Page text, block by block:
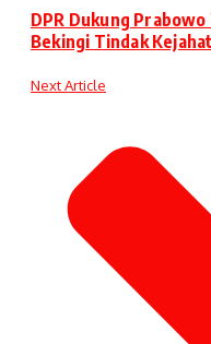
DPR Dukung
Bekingi Tindak
Next Article